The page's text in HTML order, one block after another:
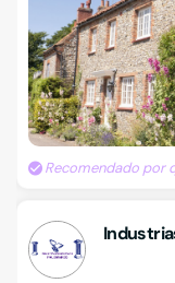
Recomendado por